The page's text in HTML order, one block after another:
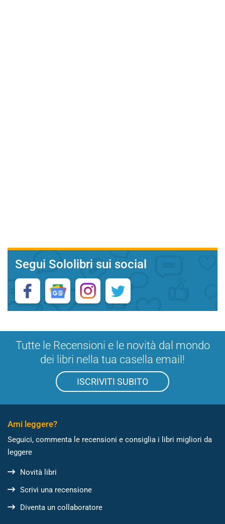
Segui Sololibri sui social
Tutte le Recensioni e le novità dal mondo
dei libri nella tua casella email!
ISCRIVITI SUBITO
Ami leggere?
Seguici, commenta le recensioni e consiglia i libri migliori da
leggere
Novità libri
Scrivi una recensione
Diventa un collaboratore